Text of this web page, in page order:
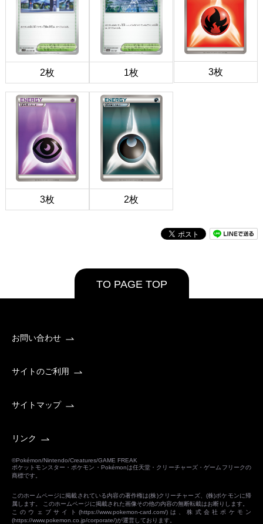
2枚 1枚 3枚
3枚 2枚
TO PAGE TOP
お問い合わせ
サイトのご利用
サイトマップ
リンク
©Pokémon/Nintendo/Creatures/GAME FREAK
ポケットモンスター・ポケモン・Pokémonは任天堂・クリーチャーズ・ゲームフリークの
商標です。
このホームページに掲載されている内容の著作権は(株)クリーチャーズ、(株)ポケモンに帰
属します。 このホームページに掲載された画像その他の内容の無断転載はお断りします。
このウェブサイト(https://www.pokemon-card.com/)は、株式会社ポケモン
(https://www.pokemon.co.jp/corporate/)が運営しております。